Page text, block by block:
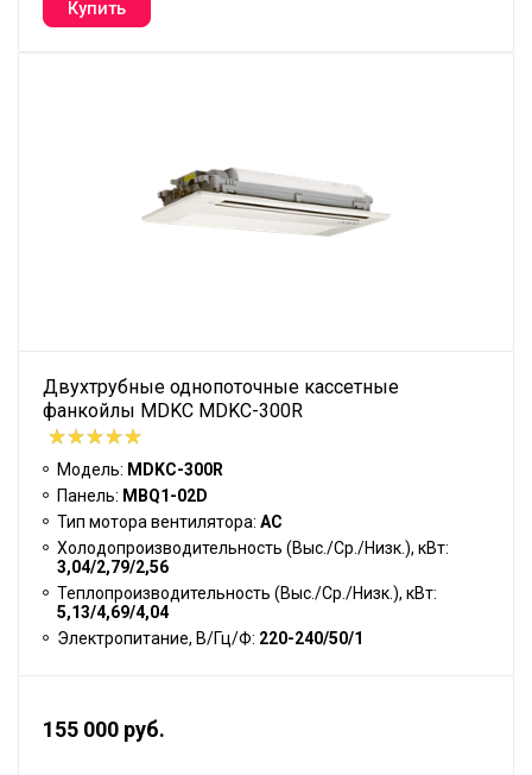
Двухтрубные однопоточные кассетные
фанкойлы MDKC MDKC-300R
Модель: MDKC-300R
Панель: MBQ1-02D
Тип мотора вентилятора: АС
Холодопроизводительность (Выс./Ср./Низк.), кВт:
3,04/2,79/2,56
Теплопроизводительность (Выс./Ср./Низк.), кВт:
5,13/4,69/4,04
Электропитание, В/Гц/Ф: 220-240/50/1
155 000 руб.